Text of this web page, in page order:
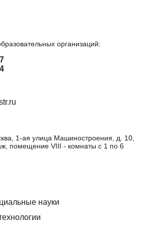
организаций:
1-ая улица Машиностроения, д. 10,
помещение VIII - комнаты с 1 по 6
науки